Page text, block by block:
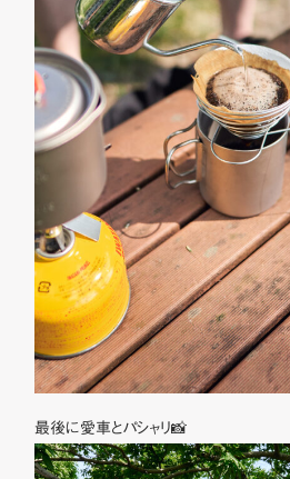
最後に愛車とパシャリ📸